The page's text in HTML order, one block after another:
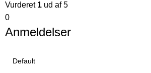
Vurderet 1 ud af 5
0
Anmeldelser